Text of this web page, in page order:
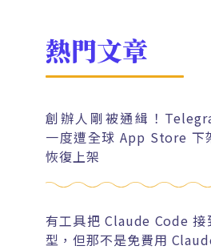
熱門文章
創辦人剛被通緝！
一度遭全球 App Store 下
恢復上架
有工具把 Claude Code 接
型，但那不是免費用